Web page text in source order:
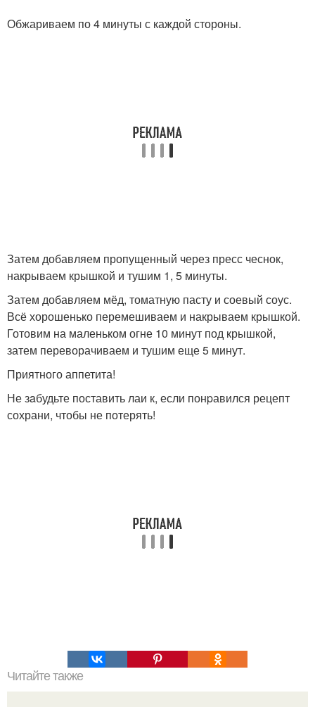
Обжариваем по 4 минуты с каждой стороны.
Затем добавляем пропущенный через пресс чеснок,
накрываем крышкой и тушим 1, 5 минуты.
Затем добавляем мёд, томатную пасту и соевый соус.
Всё хорошенько перемешиваем и накрываем крышкой.
Готовим на маленьком огне 10 минут под крышкой,
затем переворачиваем и тушим еще 5 минут.
Приятного аппетита!
Не зaбудьте поставить лаи к, если понpавился рецепт
сохрани, чтобы не потерять!
Читайте также